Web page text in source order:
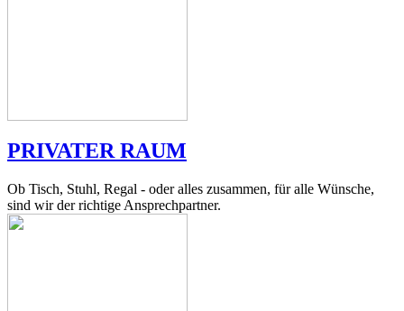
PRIVATER RAUM
Ob Tisch, Stuhl, Regal - oder alles zusammen, für alle Wünsche,
sind wir der richtige Ansprechpartner.